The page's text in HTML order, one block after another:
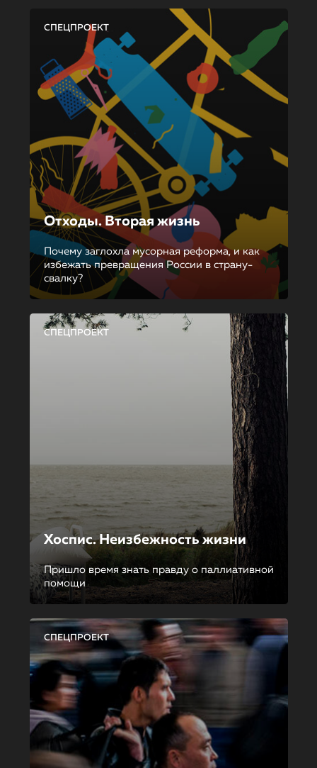
СПЕЦПРОЕКТ
Отходы. Вторая жизнь
Почему заглохла мусорная реформа, и как
избежать превращения России в страну-
свалку?
СПЕЦПРОЕКТ
Хоспис. Неизбежность жизни
Пришло время знать правду о паллиативной
помощи
СПЕЦПРОЕКТ